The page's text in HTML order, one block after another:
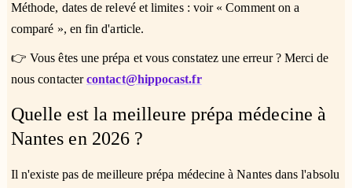
Méthode, dates de relevé et limites : voir « Comment on a
comparé », en fin d'article.
👉 Vous êtes une prépa et vous constatez une erreur ? Merci de
nous contactercontact@hippocast.fr
Quelle est la meilleure prépa médecine à
Nantes en 2026 ?
Il n'existe pas de meilleure prépa médecine à Nantes dans l'absolu